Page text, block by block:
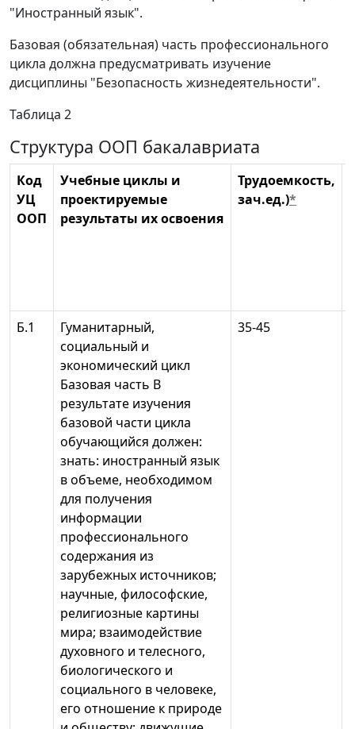
"Иностранный язык".
Базовая (обязательная) часть профессионального
цикла должна предусматривать изучение
дисциплины "Безопасность жизнедеятельности".
Таблица 2
Структура ООП бакалавриата
Код
УЦ
ООП
Учебные циклы и
проектируемые
результаты их освоения
Трудоемкость,
зач.ед.)*
Б.1
Гуманитарный,
социальный и
экономический цикл
Базовая часть В
результате изучения
базовой части цикла
обучающийся должен:
знать: иностранный язык
в объеме, необходимом
для получения
информации
профессионального
содержания из
зарубежных источников;
научные, философские,
религиозные картины
мира; взаимодействие
духовного и телесного,
биологического и
социального в человеке,
его отношение к природе
35-45